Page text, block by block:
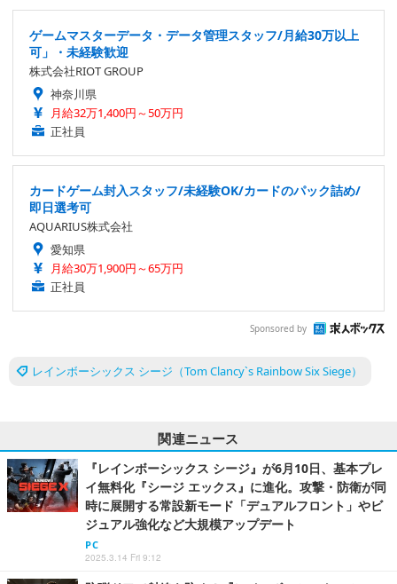
ゲームマスターデータ・データ管理スタッフ/月給30万以上
可」・未経験歓迎
株式会社RIOT GROUP
神奈川県
月給32万1,400円～50万円
正社員
カードゲーム封入スタッフ/未経験OK/カードのパック詰め/
即日選考可
AQUARIUS株式会社
愛知県
月給30万1,900円～65万円
正社員
Sponsored by
レインボーシックス シージ（Tom Clancy`s Rainbow Six Siege）
関連ニュース
『レインボーシックス シージ』が6月10日、基本プレ
イ無料化『シージ エックス』に進化。攻撃・防衛が同
時に展開する常設新モード「デュアルフロント」やビ
ジュアル強化など大規模アップデート
PC
2025.3.14 Fri 9:12